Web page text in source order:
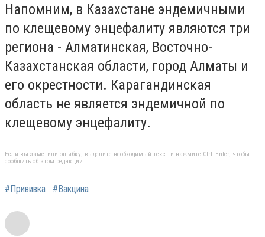
Напомним, в Казахстане эндемичными
по клещевому энцефалиту являются три
региона - Алматинская, Восточно-
Казахстанская области, город Алматы и
его окрестности. Карагандинская
область не является эндемичной по
клещевому энцефалиту.
Если вы заметили ошибку, выделите необходимый текст и нажмите Ctrl+Enter, чтобы
сообщить об этом редакции
#Прививка #Вакцина